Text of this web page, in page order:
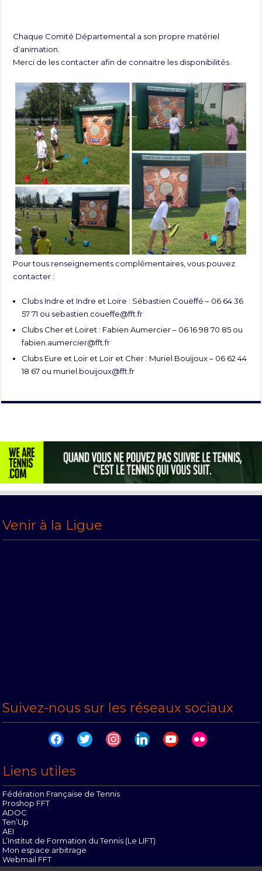
Chaque Comité Départemental a son propre matériel
d’animation.
Merci de les contacter afin de connaitre les disponibilités.
Pour tous renseignements complémentaires, vous pouvez
contacter :
Clubs Indre et Indre et Loire : Sébastien Couëffé – 06 64 36
57 71 ou sebastien.coueffe@fft.fr
Clubs Cher et Loiret : Fabien Aumercier – 06 16 98 70 85 ou
fabien.aumercier@fft.fr
Clubs Eure et Loir et Loir et Cher : Muriel Bouijoux – 06 62 44
18 67 ou muriel.bouijoux@fft.fr
Venir à la Ligue
Suivez-nous sur les réseaux sociaux
facebooktwitter instagramlinkedinyoutubeflickr
Liens utiles
Fédération Française de Tennis
Proshop FFT
ADOC
Ten’Up
AEI
L’Institut de Formation du Tennis (Le LIFT)
Mon espace arbitrage
Webmail FFT